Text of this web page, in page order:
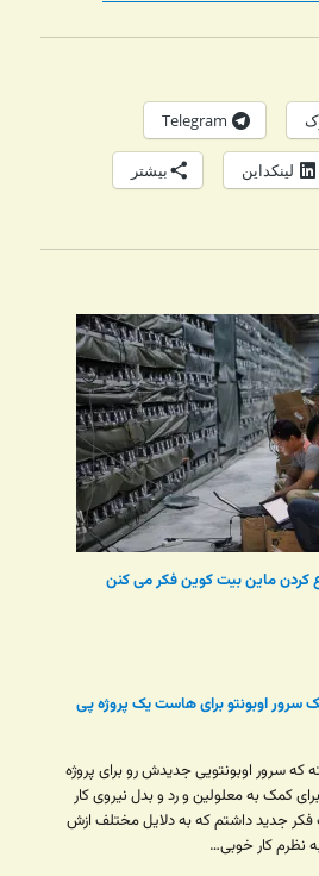
Telegram
لینکداین بیشتر
کردن ماین بیت کوین فکر می کنن
سرور اوبونتو برای هاست یک پروژه پی
که سرور اوبونتویی جدیدش رو برای پروژه
کمک به معلولین و رد و بدل نیروی کار
فکر جدید داشتم که به دلایل مختلف ازش
کار خوبی…